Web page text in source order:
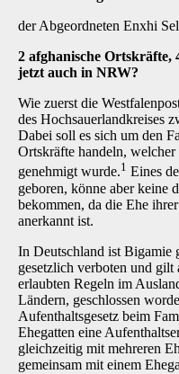
der Abgeordneten Enxhi
2 afghanische
jetzt auch in NRW?
Wie zuerst die
des Hochsauerlandkreises
Dabei soll es sich um den
Ortskräfte handeln,
genehmigt wurde.1 Eines
geboren, könne aber keine
bekommen, da die Ehe
anerkannt ist.
In Deutschland ist Bigamie
gesetzlich verboten und gilt
erlaubten Regeln im
Ländern, geschlossen
Aufenthaltsgesetz beim
Ehegatten eine
gleichzeitig mit mehreren
gemeinsam mit einem